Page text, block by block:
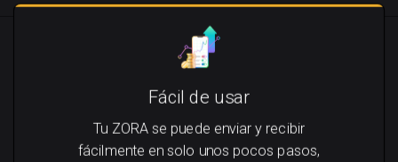
Fácil de usar
Tu ZORA se puede enviar y recibir
fácilmente en solo unos pocos pasos,